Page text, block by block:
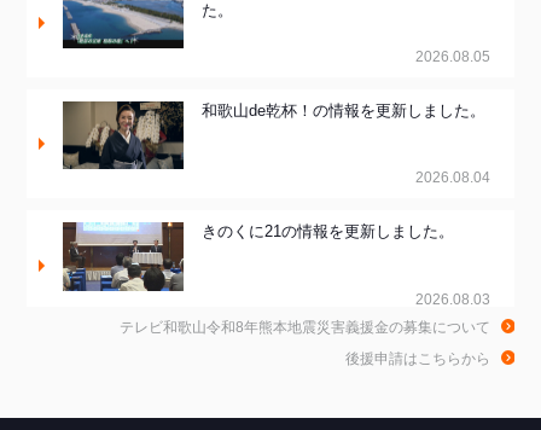
た。
2026.08.05
和歌山de乾杯！の情報を更新しました。
2026.08.04
きのくに21の情報を更新しました。
2026.08.03
ちゃぶ台おかわりの情報を更新しまし
2026.07.30
テレビ和歌山令和8年熊本地震災害義援金の募集について
後援申請はこちらから